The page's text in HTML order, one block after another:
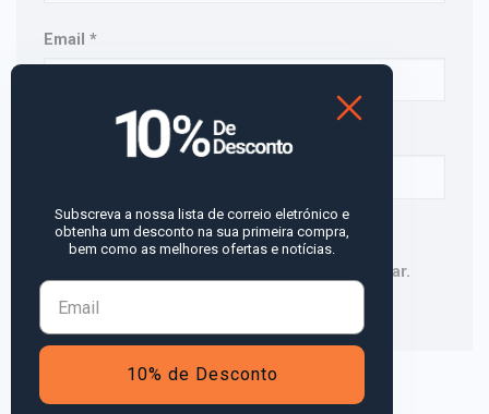
Email *
Guardar o meu nome, email e site neste
navegador para a próxima vez que eu comentar.
Subscreva a nossa lista de correio eletrónico e
obtenha um desconto na sua primeira compra,
bem como as melhores ofertas e notícias.
10% de Desconto